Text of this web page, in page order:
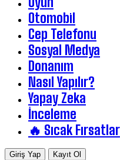
Otomobil
Cep Telefonu
Sosyal Medya
Donanım
Nasıl Yapılır?
Yapay Zeka
İnceleme
🔥 Sıcak Fırsatlar
Giriş Yap Kayıt Ol